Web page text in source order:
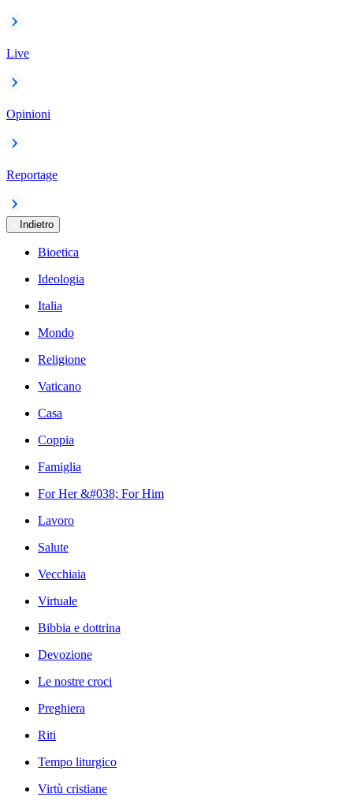
Live
Opinioni
Reportage
Indietro
Bioetica
Ideologia
Italia
Mondo
Religione
Vaticano
Casa
Coppia
Famiglia
For Her &#038; For Him
Lavoro
Salute
Vecchiaia
Virtuale
Bibbia e dottrina
Devozione
Le nostre croci
Preghiera
Riti
Tempo liturgico
Virtù cristiane